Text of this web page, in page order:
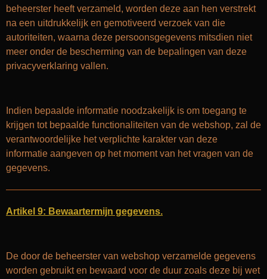
beheerster heeft verzameld, worden deze aan hen verstrekt
na een uitdrukkelijk en gemotiveerd verzoek van die
autoriteiten, waarna deze persoonsgegevens mitsdien niet
meer onder de bescherming van de bepalingen van deze
privacyverklaring vallen.
Indien bepaalde informatie noodzakelijk is om toegang te
krijgen tot bepaalde functionaliteiten van de webshop, zal de
verantwoordelijke het verplichte karakter van deze
informatie aangeven op het moment van het vragen van de
gegevens.
Artikel 9: Bewaartermijn gegevens.
De door de beheerster van webshop verzamelde gegevens
worden gebruikt en bewaard voor de duur zoals deze bij wet